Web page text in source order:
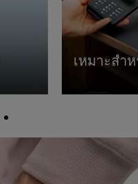
เหมาะสำ